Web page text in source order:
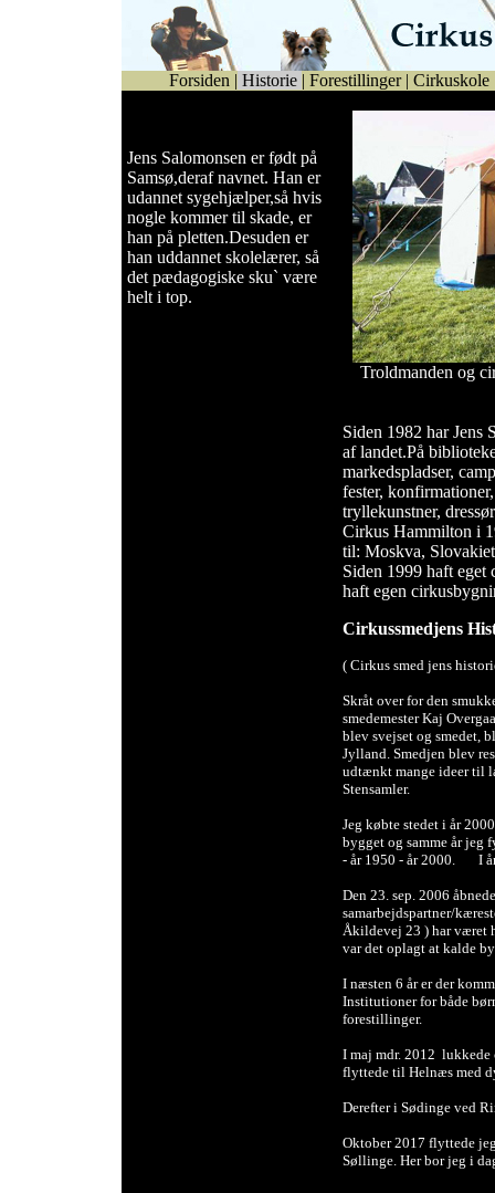
Forsiden | Historie | Forestillinger | Cirkuskole
Jens Salomonsen er født på
Samsø,deraf navnet. Han er
udannet sygehjælper,så hvis
nogle kommer til skade, er
han på pletten.Desuden er
han uddannet skolelærer, så
det pædagogiske sku` være
helt i top.
Troldmanden og
Siden 1982 har Jens
af landet.På
markedspladser,
fester,
tryllekunstner,
Cirkus Hammilton i
til: Moskva,
Siden 1999 haft
haft egen
Cirkussmedjens
( Cirkus smed jens
Skråt over for den
smedemester Kaj
blev svejset og smedet,
Jylland. Smedjen blev
udtænkt mange ideer til
Stensamler.
Jeg købte stedet i år
bygget og samme år jeg
- år 1950 - år 2000. I år
Den 23. sep. 2006
samarbejdspartner/
Åkildevej 23 ) har været
var det oplagt at kalde
I næsten 6 år er der
Institutioner for både
forestillinger.
I maj mdr. 2012 lukkede
flyttede til Helnæs med
Derefter i Sødinge ved
Oktober 2017 flyttede
Søllinge. Her bor jeg i